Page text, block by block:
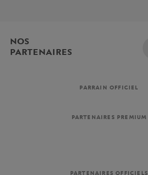
NOS
PARTENAIRES
PARRAIN OFFICIEL
PARTENAIRES PREMIUM
PARTENAIRES OFFICIELS